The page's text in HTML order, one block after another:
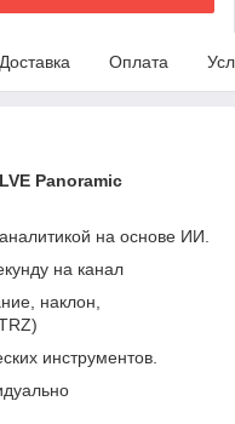
Доставка Оплата
Panoramic
на основе ИИ.
на канал
наклон,
инструментов.